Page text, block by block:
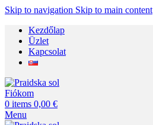
Skip to navigation Skip to main content
Kezdőlap
Üzlet
Kapcsolat
Fiókom
0 items 0,00 €
Menu